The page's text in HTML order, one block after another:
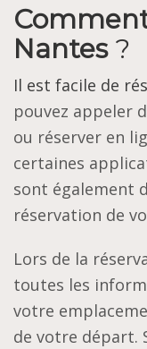
Nantes?
Il est facile de
pouvez appeler
ou réserver en
certaines
sont également
réservation de
Lors de la
toutes les
votre
de votre départ.